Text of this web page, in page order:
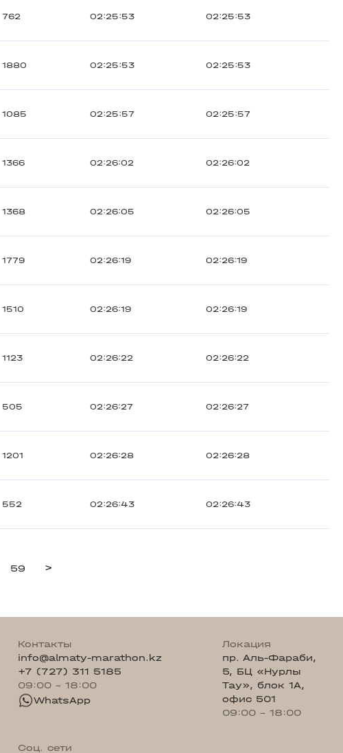
762 02:25:53 02:25:53
1880 02:25:53 02:25:53
1085 02:25:57 02:25:57
1366 02:26:02 02:26:02
1368 02:26:05 02:26:05
1779 02:26:19 02:26:19
1510 02:26:19 02:26:19
1123 02:26:22 02:26:22
505 02:26:27 02:26:27
1201 02:26:28 02:26:28
552 02:26:43 02:26:43
59 >
Контакты
info@almaty-marathon.kz
+7 (727) 311 5185
09:00 - 18:00
WhatsApp
Локация
пр. Аль-Фараби,
5, БЦ «Нурлы
Тау», блок 1А,
офис 501
09:00 - 18:00
Соц. сети